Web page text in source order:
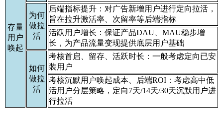
存量
用户
唤起
为何
做拉
活
后端指标提升：对广告新增用户进行定向拉活，
旨在拉升激活率、次留率等后端指标
活跃用户增长：保证产品DAU、MAU稳步增
长，为产品流量变现提供底层用户基础
如何
做拉
活
考核首启、留存、活跃时长：一般考虑定向已安
装用户
考核沉默用户唤起成本、后端ROI：考虑高中低
活用户分层策略，定向7天/14天/30天沉默用户进
行拉活